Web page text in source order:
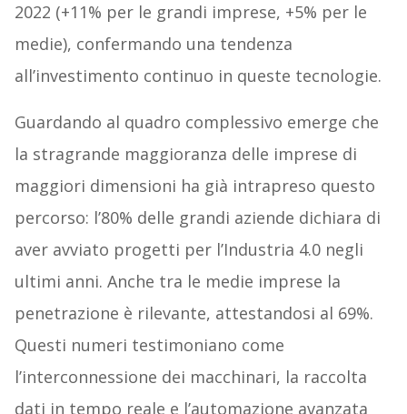
2022 (+11% per le grandi imprese, +5% per le
medie), confermando una tendenza
all’investimento continuo in queste tecnologie.
Guardando al quadro complessivo emerge che
la stragrande maggioranza delle imprese di
maggiori dimensioni ha già intrapreso questo
percorso: l’80% delle grandi aziende dichiara di
aver avviato progetti per l’Industria 4.0 negli
ultimi anni. Anche tra le medie imprese la
penetrazione è rilevante, attestandosi al 69%.
Questi numeri testimoniano come
l’interconnessione dei macchinari, la raccolta
dati in tempo reale e l’automazione avanzata